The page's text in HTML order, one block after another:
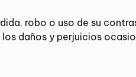
robo o uso de su
daños y perjuicios